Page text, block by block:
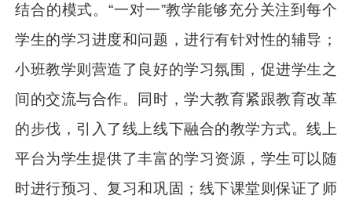
结合的模式。“一对一”教学能够充分关注到每个
学生的学习进度和问题，进行有针对性的辅导；
小班教学则营造了良好的学习氛围，促进学生之
间的交流与合作。同时，学大教育紧跟教育改革
的步伐，引入了线上线下融合的教学方式。线上
平台为学生提供了丰富的学习资源，学生可以随
时进行预习、复习和巩固；线下课堂则保证了师